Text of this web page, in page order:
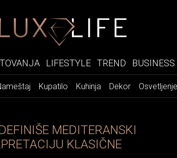
LIFESTYLE TREND BUSINESS
Kupatilo Kuhinja Dekor Osvetljenje
MEDITERANSKI
KLASIČNE